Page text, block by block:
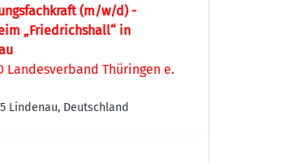
(m/w/d) -
„Friedrichshall“ in
Landesverband Thüringen e.
Lindenau, Deutschland